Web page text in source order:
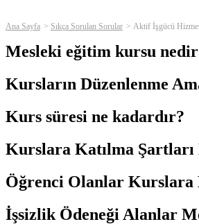
Ana Sayfa Sıkça Sorulan Sorular Aktif İşgücü
Mesleki eğitim kursu
Kursların Düzenlenme
Kurs süresi ne kadardır?
Kurslara Katılma
Öğrenci Olanlar
İşsizlik Ödeneği Alanlar